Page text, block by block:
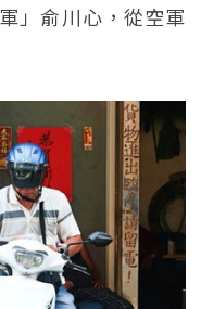
」俞川心，從空軍